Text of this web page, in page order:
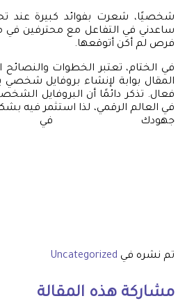
شخصيًا، شعرت بفوائد كبيرة عند
ساعدني في التفاعل مع محترفين في
فرص لم أكن أتوقعها.
في الختام، تعتبر الخطوات والنصائح
المقال بوابة لإنشاء بروفايل
فعال. تذكر دائمًا أن البروفايل
في العالم الرقمي، لذا استثمر فيه
جهودك في
تم نشره في Uncategorized
مشاركة هذه المقالة